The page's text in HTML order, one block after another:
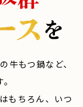
牛もつ鍋など、
もちろん、いつ